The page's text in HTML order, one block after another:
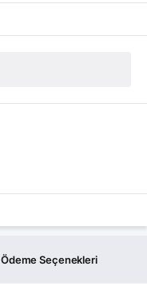
Ödeme Seçenekleri